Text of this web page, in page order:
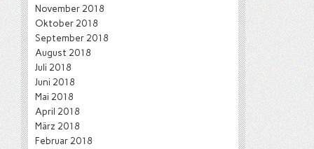
November 2018
Oktober 2018
September 2018
August 2018
Juli 2018
Juni 2018
Mai 2018
April 2018
März 2018
Februar 2018